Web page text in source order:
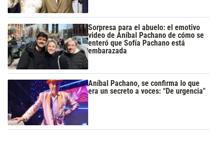
Sorpresa para el abuelo: el emotivo
video de Aníbal Pachano de cómo se
enteró que Sofía Pachano está
embarazada
Aníbal Pachano, se confirma lo que
era un secreto a voces: “De urgencia"